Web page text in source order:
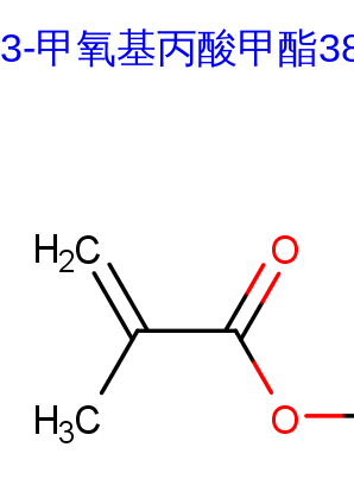
3-甲氧基丙酸甲酯